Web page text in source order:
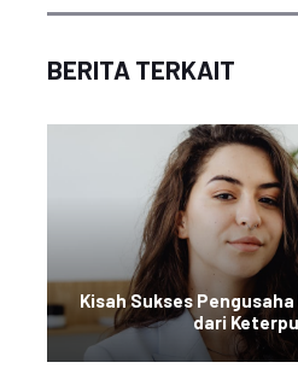
BERITA TERKAIT
Kisah Sukses
dari